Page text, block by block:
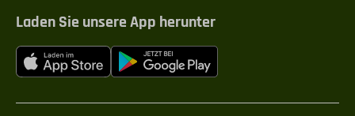
Laden Sie unsere App herunter